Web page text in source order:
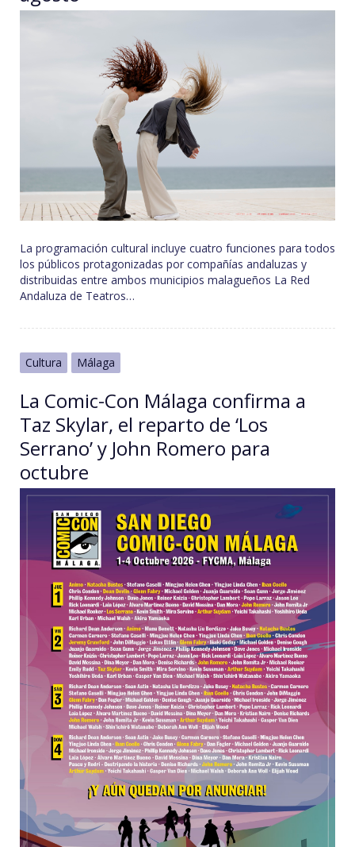
La programación cultural incluye cuatro funciones para todos
los públicos protagonizadas por compañías andaluzas y
distribuidas entre ambos municipios malagueños La Red
Andaluza de Teatros…
Cultura Málaga
La Comic-Con Málaga confirma a
Taz Skylar, el reparto de ‘Los
Serrano’ y John Romero para
octubre